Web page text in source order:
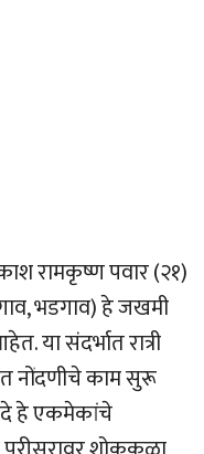
रामकृष्ण पवार (२१)
भडगाव) हे जखमी
या संदर्भात रात्री
नोंदणीचे काम सुरू
हे एकमेकांचे